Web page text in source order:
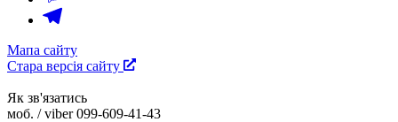
Мапа сайту
Стара версія сайту
Як зв'язатись
моб. / viber 099-609-41-43